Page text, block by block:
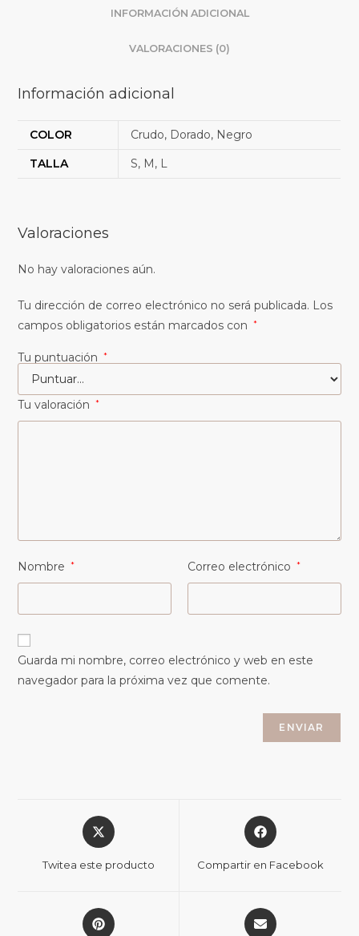
INFORMACIÓN ADICIONAL
VALORACIONES (0)
Información adicional
COLOR
Crudo, Dorado, Negro
TALLA
S, M, L
Valoraciones
No hay valoraciones aún.
Tu dirección de correo electrónico no será publicada. Los
campos obligatorios están marcados con
*
Tu puntuación *
Tu valoración *
Nombre * Correo electrónico *
Guarda mi nombre, correo electrónico y web en este
navegador para la próxima vez que comente.
Twitea este producto Compartir en Facebook